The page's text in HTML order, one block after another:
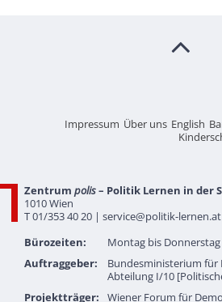
Impressum Über uns English
Zentrum polis– Politik Lernen in der
1010 Wien
T 01/353 40 20 | service@politik-lernen.at
Bürozeiten:
Montag bis Donnerstag
Auftraggeber:
Bundesministerium für
Abteilung I/10
Projektträger:
Wiener Forum für